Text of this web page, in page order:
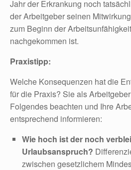
Jahr der Erkrankung noch
der Arbeitgeber seinen
zum Beginn der
nachgekommen ist.
Praxistipp:
Welche Konsequenzen hat die
für die Praxis? Sie als
Folgendes beachten und Ihre
entsprechend informieren:
Wie hoch ist der noch
Urlaubsanspruch?
zwischen gesetzlichem